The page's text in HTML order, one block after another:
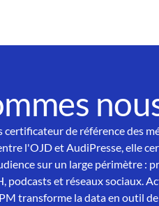
certificateur de référence des
l'OJD et AudiPresse, elle
sur un large périmètre :
podcasts et réseaux sociaux.
transforme la data en outil